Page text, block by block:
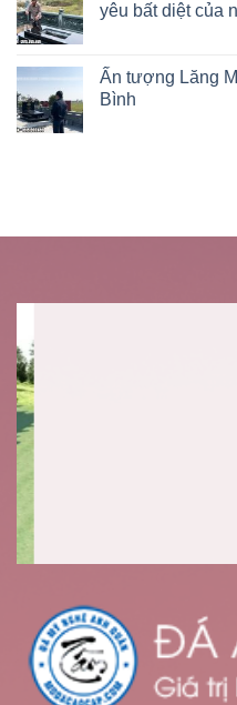
yêu bất diệt của
Ấn tượng Lăng
Bình